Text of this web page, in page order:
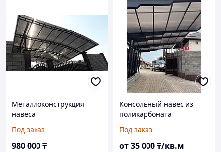
Металлоконструкция
навеса
Под заказ
980 000₸
Консольный навес из
поликарбоната
Под заказ
от35 000₸/кв.м